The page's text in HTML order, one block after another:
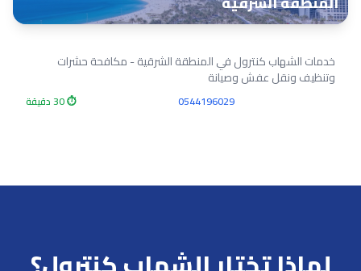
خدمات الشهاب كنترول في المنطقة الشرقية - مكافحة حشرات
وتنظيف ونقل عفش وصيانة
0544196029 ⏱ 30 دقيقة